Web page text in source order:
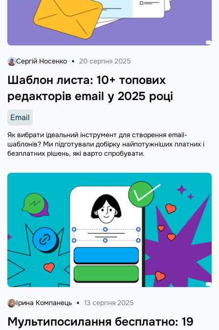
Шаблон листа: 10+ топових
редакторів email у 2025 році
Сергій Носенко 20 серпня 2025
Email
Як вибрати ідеальний інструмент для створення email-
шаблонів? Ми підготували добірку найпотужніших платних і
безплатних рішень, які варто спробувати.
Мультипосилання бесплатно: 19
Ірина Компанець 13 серпня 2025